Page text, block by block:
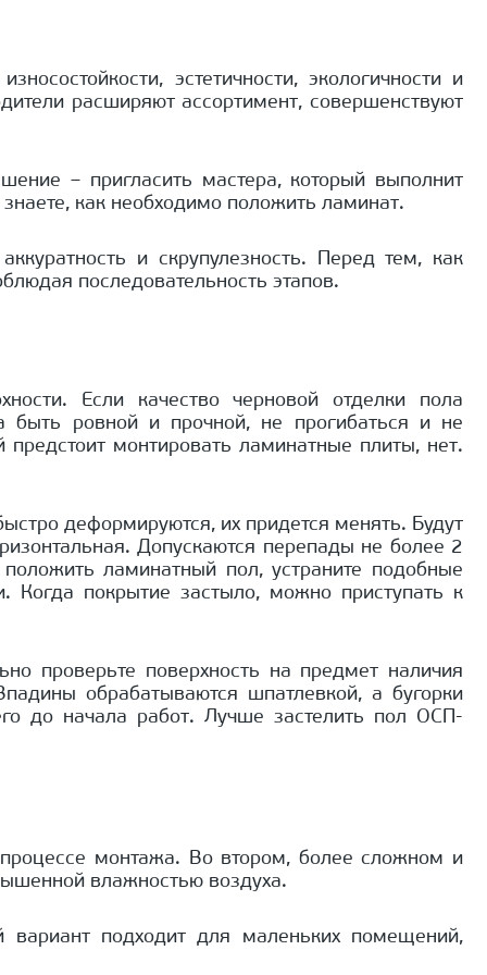
эстетичности, экологичности и
расширяют ассортимент, совершенствуют
– пригласить мастера, который выполнит
как необходимо положить ламинат.
и скрупулезность. Перед тем, как
последовательность этапов.
Если качество черновой отделки пола
быть ровной и прочной, не прогибаться и не
монтировать ламинатные плиты, нет.
деформируются, их придется менять. Будут
Допускаются перепады не более 2
ламинатный пол, устраните подобные
покрытие застыло, можно приступать к
проверьте поверхность на предмет наличия
обрабатываются шпатлевкой, а бугорки
до начала работ. Лучше застелить пол ОСП-
монтажа. Во втором, более сложном и
влажностью воздуха.
подходит для маленьких помещений,